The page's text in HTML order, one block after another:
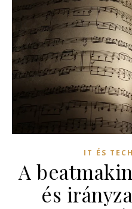
IT ÉS TECH
A
és